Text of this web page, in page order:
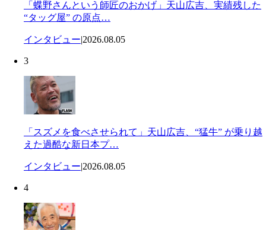
「蝶野さんという師匠のおかげ」天山広吉、実績残した
“タッグ屋” の原点…
インタビュー|2026.08.05
3
「スズメを食べさせられて」天山広吉、“猛牛” が乗り越
えた過酷な新日本プ…
インタビュー|2026.08.05
4